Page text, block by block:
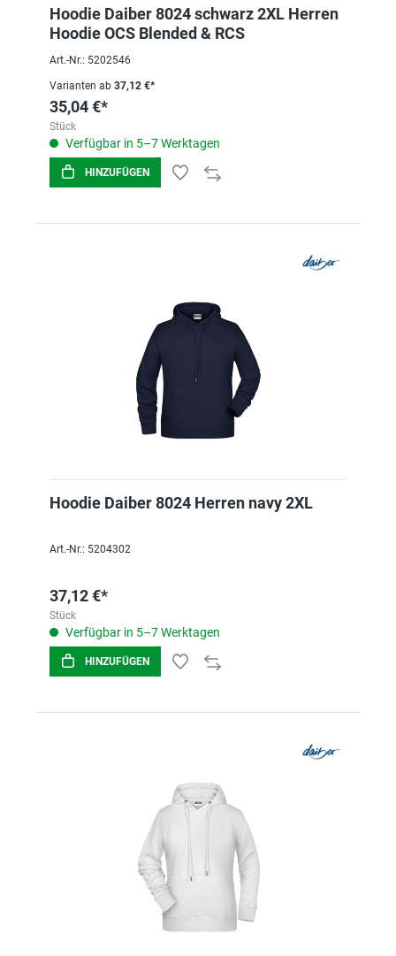
Hoodie Daiber 8024 schwarz 2XL Herren
Hoodie OCS Blended & RCS
Art.-Nr.: 5202546
Varianten ab 37,12 €*
35,04 €*
Stück
Verfügbar in 5–7 Werktagen
HINZUFÜGEN
Hoodie Daiber 8024 Herren navy 2XL
Art.-Nr.: 5204302
37,12 €*
Stück
Verfügbar in 5–7 Werktagen
HINZUFÜGEN